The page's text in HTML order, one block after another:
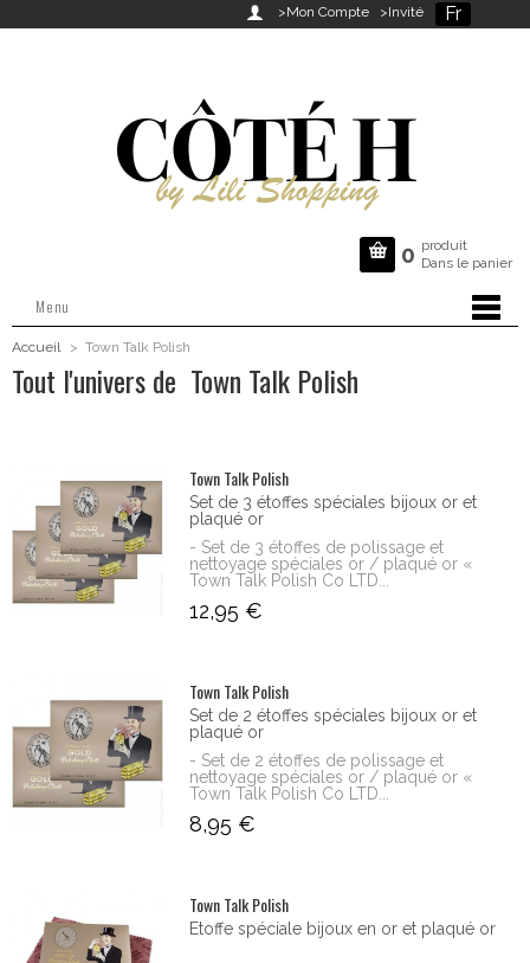
Fr
 >Mon Compte >Invité
 0 produit
Dans le panier
Menu
Accueil > Town Talk Polish
Tout l'univers de Town Talk Polish
Town Talk Polish
Set de 3 étoffes spéciales bijoux or et
plaqué or
- Set de 3 étoffes de polissage et
nettoyage spéciales or / plaqué or «
Town Talk Polish Co LTD...
12,95 €
Town Talk Polish
Set de 2 étoffes spéciales bijoux or et
plaqué or
- Set de 2 étoffes de polissage et
nettoyage spéciales or / plaqué or «
Town Talk Polish Co LTD...
8,95 €
Town Talk Polish
Etoffe spéciale bijoux en or et plaqué or